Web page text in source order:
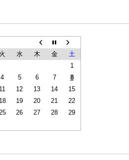
火 水 木 金
土
1
4 5 6 7
8
11 12 13 14
15
18 19 20 21
22
25 26 27 28
29